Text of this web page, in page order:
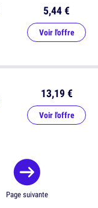
5,44 €
Voir l'offre
13,19 €
Voir l'offre
Page suivante